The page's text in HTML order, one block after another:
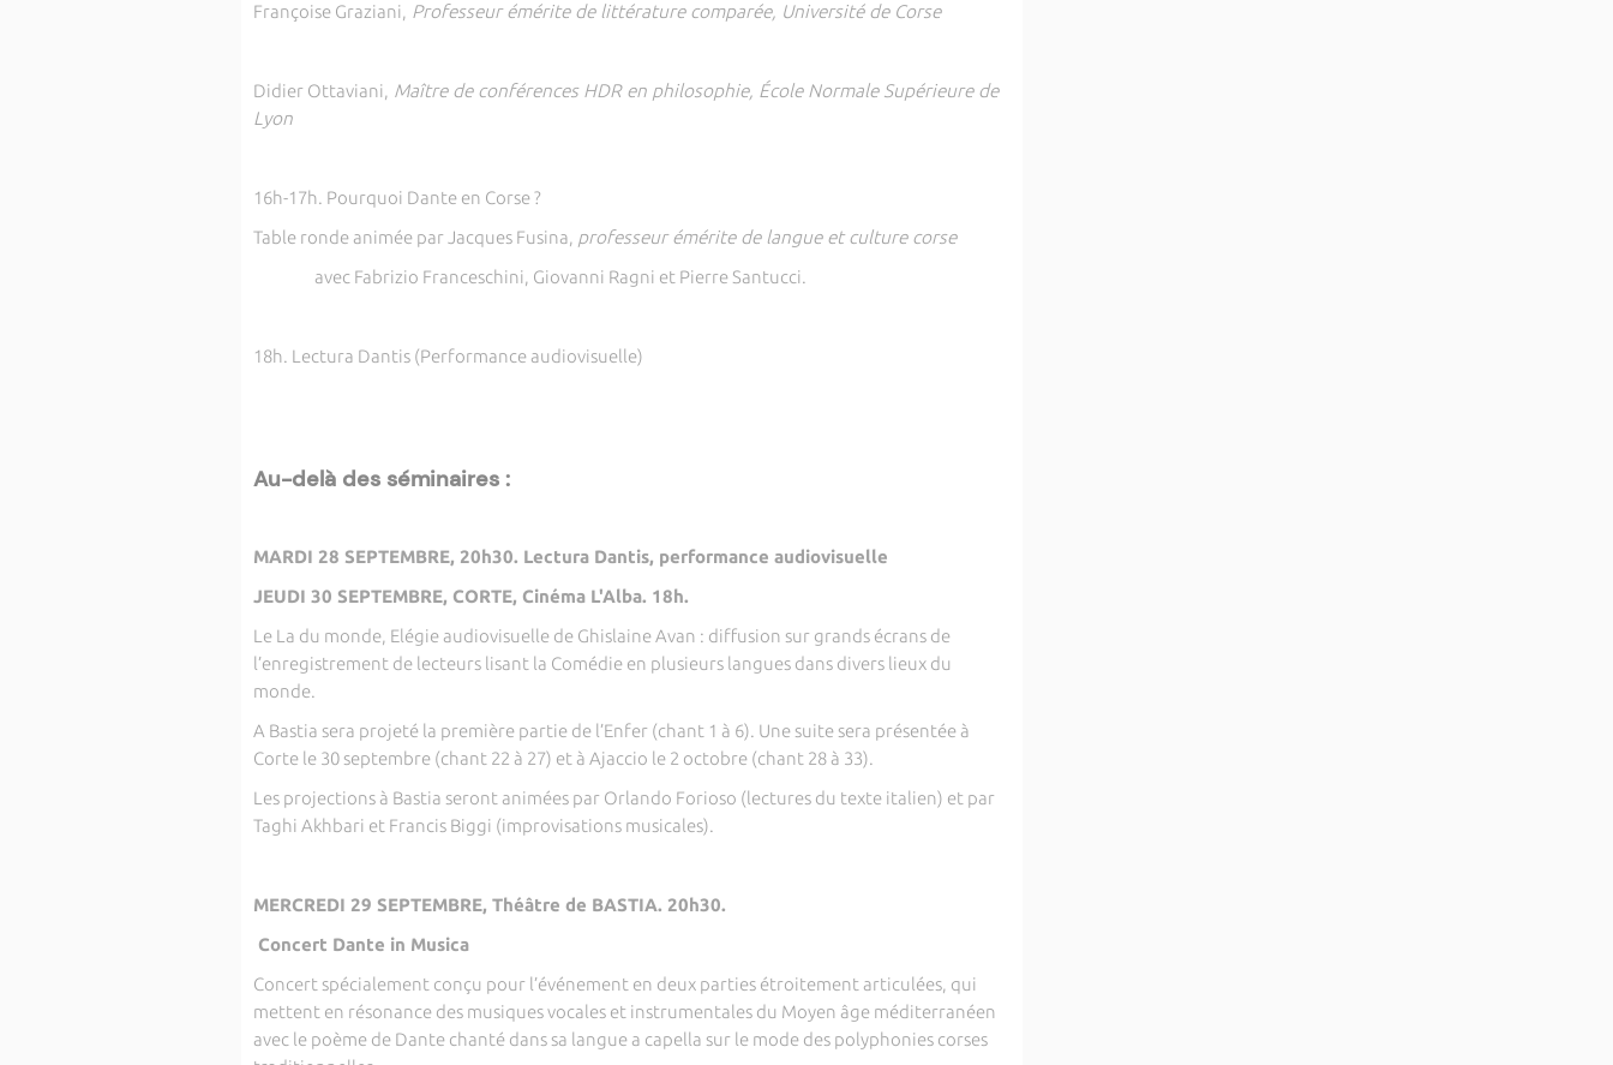
Françoise Graziani, Professeur émérite de littérature comparée, Université de Corse
Didier Ottaviani, Maître de conférences HDR en philosophie, École Normale Supérieure de
Lyon
16h-17h. Pourquoi Dante en Corse ?
Table ronde animée par Jacques Fusina, professeur émérite de langue et culture corse
avec Fabrizio Franceschini, Giovanni Ragni et Pierre Santucci.
18h. Lectura Dantis (Performance audiovisuelle)
Au-delà des séminaires :
MARDI 28 SEPTEMBRE, 20h30. Lectura Dantis, performance audiovisuelle
JEUDI 30 SEPTEMBRE, CORTE, Cinéma L'Alba. 18h.
Le La du monde, Elégie audiovisuelle de Ghislaine Avan : diffusion sur grands écrans de
l’enregistrement de lecteurs lisant la Comédie en plusieurs langues dans divers lieux du
monde.
A Bastia sera projeté la première partie de l’Enfer (chant 1 à 6). Une suite sera présentée à
Corte le 30 septembre (chant 22 à 27) et à Ajaccio le 2 octobre (chant 28 à 33).
Les projections à Bastia seront animées par Orlando Forioso (lectures du texte italien) et par
Taghi Akhbari et Francis Biggi (improvisations musicales).
MERCREDI 29 SEPTEMBRE, Théâtre de BASTIA. 20h30.
Concert Dante in Musica
Concert spécialement conçu pour l’événement en deux parties étroitement articulées, qui
mettent en résonance des musiques vocales et instrumentales du Moyen âge méditerranéen
avec le poème de Dante chanté dans sa langue a capella sur le mode des polyphonies corses